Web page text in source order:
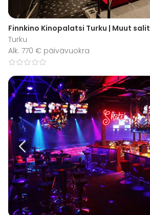
Finnkino Kinopalatsi Turku | Muut salit
Turku
Alk. 770 € päivävuokra